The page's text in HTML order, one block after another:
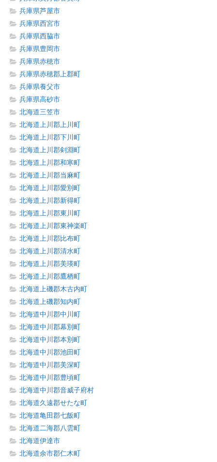
兵庫県芦屋市
兵庫県西宮市
兵庫県西脇市
兵庫県豊岡市
兵庫県赤穂市
兵庫県赤穂郡上郡町
兵庫県養父市
兵庫県高砂市
北海道三笠市
北海道上川郡上川町
北海道上川郡下川町
北海道上川郡剣淵町
北海道上川郡和寒町
北海道上川郡当麻町
北海道上川郡愛別町
北海道上川郡新得町
北海道上川郡東川町
北海道上川郡東神楽町
北海道上川郡比布町
北海道上川郡清水町
北海道上川郡美瑛町
北海道上川郡鷹栖町
北海道上磯郡木古内町
北海道上磯郡知内町
北海道中川郡中川町
北海道中川郡幕別町
北海道中川郡本別町
北海道中川郡池田町
北海道中川郡美深町
北海道中川郡豊頃町
北海道中川郡音威子府村
北海道久遠郡せたな町
北海道亀田郡七飯町
北海道二海郡八雲町
北海道伊達市
北海道余市郡仁木町